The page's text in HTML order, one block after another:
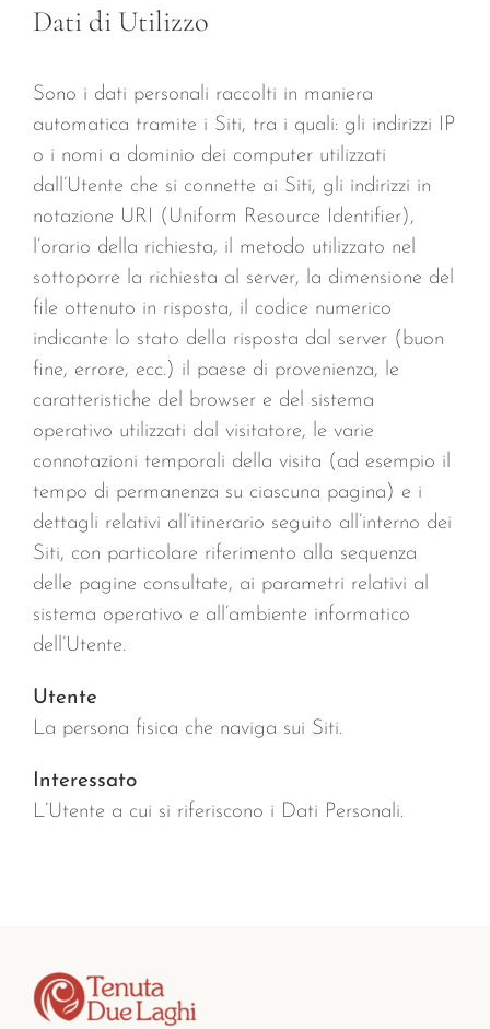
Dati di Utilizzo
Sono i dati personali raccolti in maniera
automatica tramite i Siti, tra i quali: gli indirizzi IP
o i nomi a dominio dei computer utilizzati
dall’Utente che si connette ai Siti, gli indirizzi in
notazione URI (Uniform Resource Identifier),
l’orario della richiesta, il metodo utilizzato nel
sottoporre la richiesta al server, la dimensione del
file ottenuto in risposta, il codice numerico
indicante lo stato della risposta dal server (buon
fine, errore, ecc.) il paese di provenienza, le
caratteristiche del browser e del sistema
operativo utilizzati dal visitatore, le varie
connotazioni temporali della visita (ad esempio il
tempo di permanenza su ciascuna pagina) e i
dettagli relativi all’itinerario seguito all’interno dei
Siti, con particolare riferimento alla sequenza
delle pagine consultate, ai parametri relativi al
sistema operativo e all’ambiente informatico
dell’Utente.
Utente
La persona fisica che naviga sui Siti.
Interessato
L’Utente a cui si riferiscono i Dati Personali.